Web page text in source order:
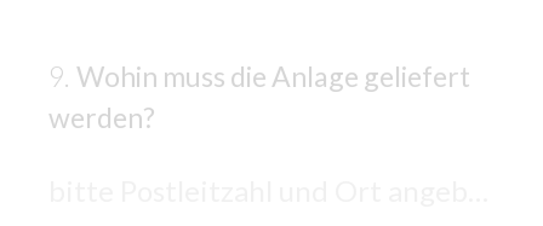
Wohin muss die Anlage geliefert
werden?